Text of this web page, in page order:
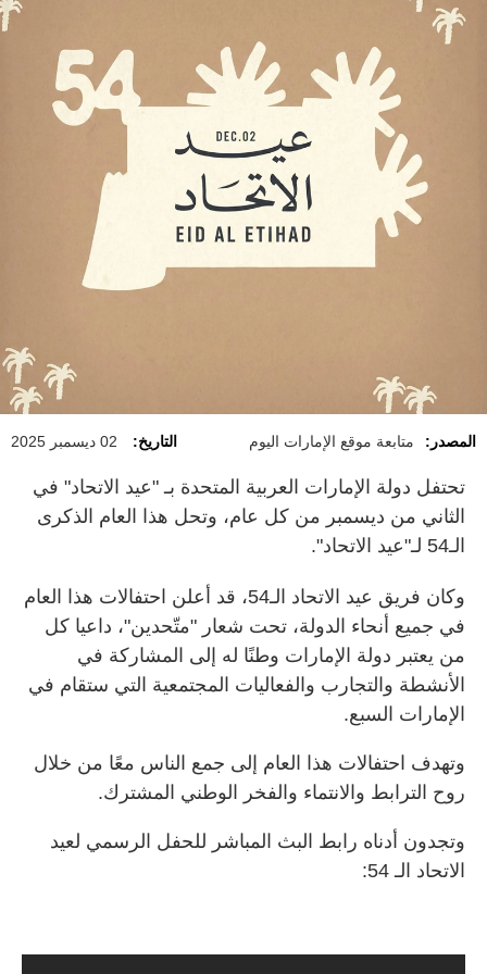
المصدر: متابعة موقع الإمارات اليوم التاريخ: 02 ديسمبر 2025
تحتفل دولة الإمارات العربية المتحدة بـ "عيد الاتحاد" في
الثاني من ديسمبر من كل عام، وتحل هذا العام الذكرى
الـ54 لـ"عيد الاتحاد".
وكان فريق عيد الاتحاد الـ54، قد أعلن احتفالات هذا العام
في جميع أنحاء الدولة، تحت شعار "متّحدين"، داعيا كل
من يعتبر دولة الإمارات وطنًا له إلى المشاركة في
الأنشطة والتجارب والفعاليات المجتمعية التي ستقام في
الإمارات السبع.
وتهدف احتفالات هذا العام إلى جمع الناس معًا من خلال
روح الترابط والانتماء والفخر الوطني المشترك.
وتجدون أدناه رابط البث المباشر للحفل الرسمي لعيد
الاتحاد الـ 54: